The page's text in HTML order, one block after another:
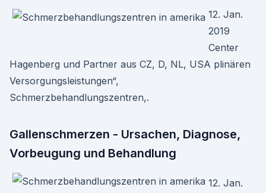
12. Jan.
2019
Center
Hagenberg und Partner aus CZ, D, NL, USA plinären
Versorgungsleistungen“,
Schmerzbehandlungszentren,.
Gallenschmerzen - Ursachen, Diagnose,
Vorbeugung und Behandlung
12. Jan.